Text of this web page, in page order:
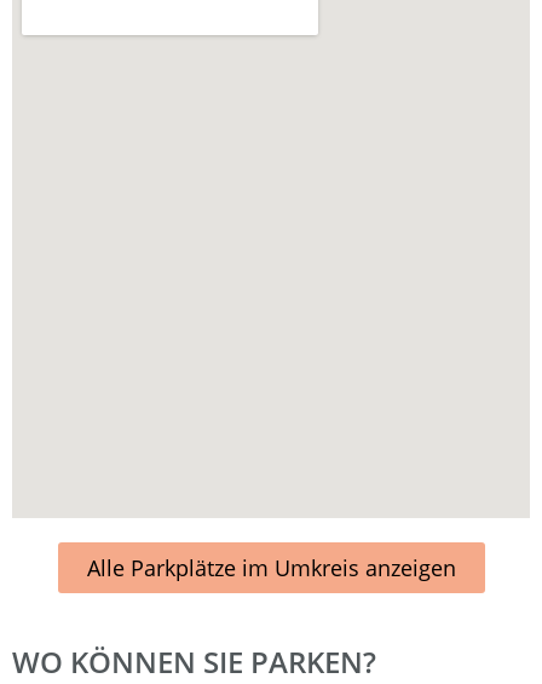
Alle Parkplätze im Umkreis anzeigen
WO KÖNNEN SIE PARKEN?